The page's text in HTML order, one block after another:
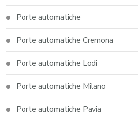
Porte automatiche
Porte automatiche Cremona
Porte automatiche Lodi
Porte automatiche Milano
Porte automatiche Pavia